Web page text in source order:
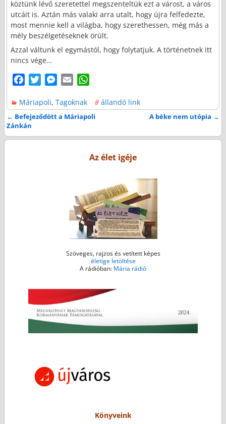
köztünk lévő szeretettel megszenteltük ezt a várost, a város
utcáit is. Aztán más valaki arra utalt, hogy újra felfedezte,
most mennie kell a világba, hogy szerethessen, még más a
mély beszélgetéseknek örült.
Azzal váltunk el egymástól, hogy folytatjuk. A történetnek itt
nincs vége…
c
e
b
o
i
t
e
M
s
s
n
a
i
t
A
p
p
Máriapoli,Tagoknak állandó link
Bejegyzés navigáció
← Befejeződött a Máriapoli
Zánkán
A béke nem utópia →
Az élet igéje
Szöveges, rajzos és vetített képes
életige letöltése
A rádióban: Mária rádió
Könyveink